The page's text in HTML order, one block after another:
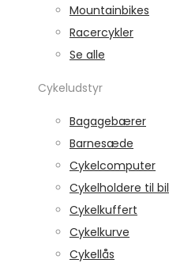
Mountainbikes
Racercykler
Se alle
Cykeludstyr
Bagagebærer
Barnesæde
Cykelcomputer
Cykelholdere til bil
Cykelkuffert
Cykelkurve
Cykellås